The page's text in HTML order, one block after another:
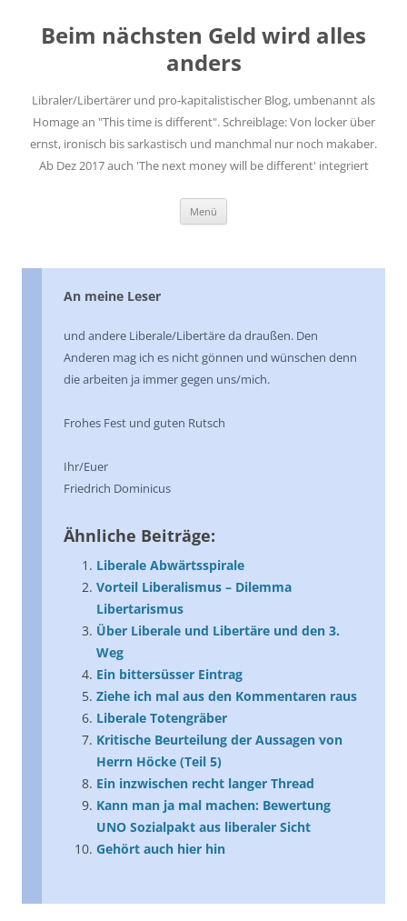
springen
Beim nächsten Geld wird alles
anders
Libraler/Libertärer und pro-kapitalistischer Blog, umbenannt als
Homage an "This time is different". Schreiblage: Von locker über
ernst, ironisch bis sarkastisch und manchmal nur noch makaber.
Ab Dez 2017 auch 'The next money will be different' integriert
Menü
An meine Leser
und andere Liberale/Libertäre da draußen. Den
Anderen mag ich es nicht gönnen und wünschen denn
die arbeiten ja immer gegen uns/mich.
Frohes Fest und guten Rutsch
Ihr/Euer
Friedrich Dominicus
Ähnliche Beiträge:
Liberale Abwärtsspirale
Vorteil Liberalismus – Dilemma
Libertarismus
Über Liberale und Libertäre und den 3.
Weg
Ein bittersüsser Eintrag
Ziehe ich mal aus den Kommentaren raus
Liberale Totengräber
Kritische Beurteilung der Aussagen von
Herrn Höcke (Teil 5)
Ein inzwischen recht langer Thread
Kann man ja mal machen: Bewertung
UNO Sozialpakt aus liberaler Sicht
Gehört auch hier hin